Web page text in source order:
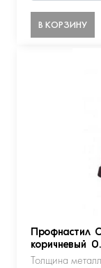
В КОРЗИНУ
Профнастил
коричневый
Толщина